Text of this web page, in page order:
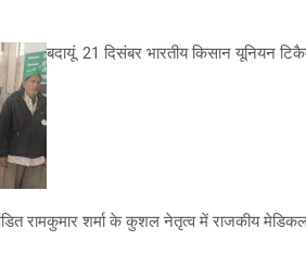
बदायूं. 21 दिसंबर भारतीय किसान यूनियन
पंडित रामकुमार शर्मा के कुशल नेतृत्व में राजकीय